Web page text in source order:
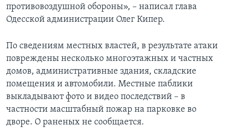
противовоздушной обороны», – написал глава
Одесской администрации Олег Кипер.
По сведениям местных властей, в результате атаки
повреждены несколько многоэтажных и частных
домов, административные здания, складские
помещения и автомобили. Местные паблики
выкладывают фото и видео последствий – в
частности масштабный пожар на парковке во
дворе. О раненых не сообщается.